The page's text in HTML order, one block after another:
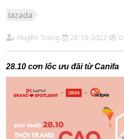
lazada
Huyền Trang 28-10-2022 0
28.10 cơn lốc ưu đãi từ Canifa